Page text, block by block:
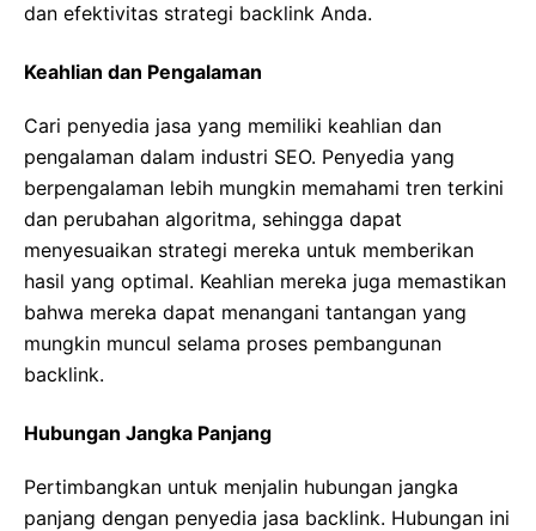
dan efektivitas strategi backlink Anda.
Keahlian dan Pengalaman
Cari penyedia jasa yang memiliki keahlian dan
pengalaman dalam industri SEO. Penyedia yang
berpengalaman lebih mungkin memahami tren terkini
dan perubahan algoritma, sehingga dapat
menyesuaikan strategi mereka untuk memberikan
hasil yang optimal. Keahlian mereka juga memastikan
bahwa mereka dapat menangani tantangan yang
mungkin muncul selama proses pembangunan
backlink.
Hubungan Jangka Panjang
Pertimbangkan untuk menjalin hubungan jangka
panjang dengan penyedia jasa backlink. Hubungan ini